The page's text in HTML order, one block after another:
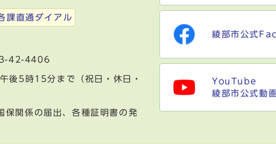
課直通ダイアル
42-4406
後5時15分まで（祝日・休日・
保関係の届出、各種証明書の発
綾部市公式
YouTube
綾部市公式動